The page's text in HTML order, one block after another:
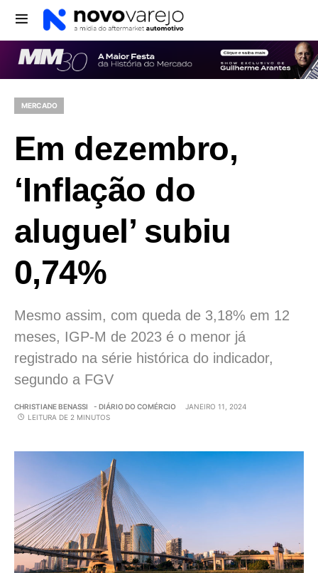
MERCADO
Em dezembro,
‘Inflação do
aluguel’ subiu
0,74%
Mesmo assim, com queda de 3,18% em 12
meses, IGP-M de 2023 é o menor já
registrado na série histórica do indicador,
segundo a FGV
CHRISTIANE BENASSI - DIÁRIO DO COMÉRCIO
JANEIRO 11, 2024
LEITURA DE 2 MINUTOS